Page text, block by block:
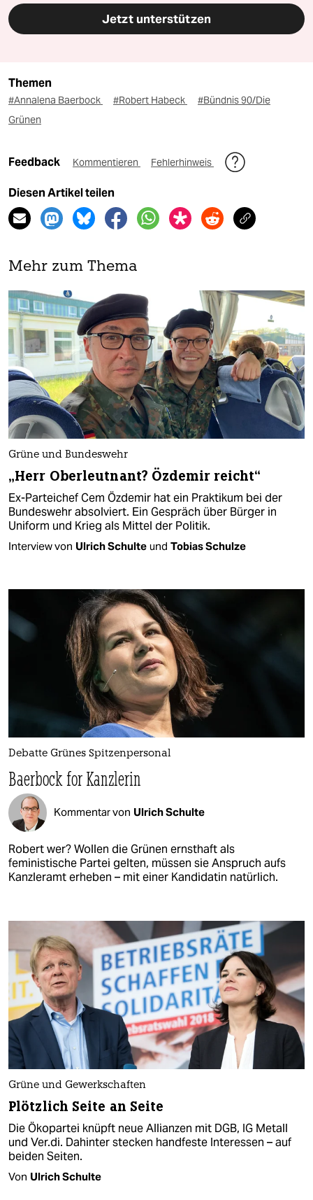
Jetzt unterstützen
Themen
#Annalena Baerbock #Robert Habeck
#Bündnis 90/Die
Grünen
Feedback Kommentieren Fehlerhinweis
Diesen Artikel teilen
Mehr zum Thema
Grüne und Bundeswehr
„Herr Oberleutnant? Özdemir reicht“
Ex-Parteichef Cem Özdemir hat ein Praktikum bei der
Bundeswehr absolviert. Ein Gespräch über Bürger in
Uniform und Krieg als Mittel der Politik.
Interview von Ulrich Schulte und Tobias Schulze
Debatte Grünes Spitzenpersonal
Baerbock for Kanzlerin
Kommentar von Ulrich Schulte
Robert wer? Wollen die Grünen ernsthaft als
feministische Partei gelten, müssen sie Anspruch aufs
Kanzleramt erheben – mit einer Kandidatin natürlich.
Grüne und Gewerkschaften
Plötzlich Seite an Seite
Die Ökopartei knüpft neue Allianzen mit DGB, IG Metall
und Ver.di. Dahinter stecken handfeste Interessen – auf
beiden Seiten.
Von Ulrich Schulte